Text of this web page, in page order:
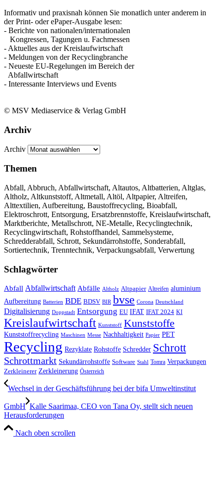
Informativ und praxisnah können Sie monatlich unter anderem in
der Print- oder ePaper-Ausgabe lesen:
- Berichte von nationalen/internationalen
Kongressen, Tagungen u. Fachmessen
- Aktuelles aus der Kreislaufwirtschaft
- Meldungen von der Recyclingbranche
- Neueste EU-Regelungen im Bereich der
Abfallwirtschaft
- Interessante Interviews und Events
© MSV Mediaservice & Verlag GmbH
Archiv
Archiv
Themen
Abfall, Abbruch, Abfallwirtschaft, Altautos, Altbatterien, Altglas,
Altholz, Altkunststoff, Altmetall, Altöl, Altpapier, Altreifen,
Alttextilien, Aufbereitung, Baustoffrecycling, Bioabfall,
Elektroschrott, Entsorgung, Ersatzbrennstoffe, Kreislaufwirtschaft,
Marktberichte, Metallschrott, NE-Metalle, Recyclingtechnik,
Recyclingwirtschaft, Rohstoffhandel, Sammelsysteme,
Schredderabfall, Schrott, Sekundärrohstoffe, Sonderabfall,
Sortiertechnik, Trenntechnik, Verpackungsabfall, Verwertung
Schlagwörter
Abfall Abfallwirtschaft Abfälle Altholz Altpapier Altreifen aluminium
Aufbereitung Batterien BDE BDSV BIR bvse Corona Deutschland
Digitalisierung Doppstadt Entsorgung EU IFAT IFAT 2024 KI
Kreislaufwirtschaft Kunststoff Kunststoffe
Kunststoffrecycling Maschinen Messe Nachhaltigkeit Papier PET
Recycling Rezyklate Rohstoffe Schredder Schrott
Schrottmarkt Sekundärrohstoffe Software Stahl Tomra Verpackungen
Zerkleinerer Zerkleinerung Österreich
Wechsel in der Geschäftsführung bei der bifa Umweltinstitut
GmbH Kalle Saarimaa, CEO von Tana Oy, stellt sich neuen
Herausforderungen
Nach oben scrollen